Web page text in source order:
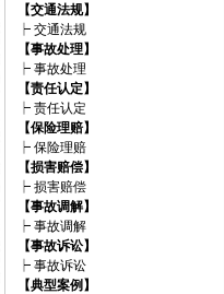
【交通法规】
┝ 交通法规
【事故处理】
┝ 事故处理
【责任认定】
┝ 责任认定
【保险理赔】
┝ 保险理赔
【损害赔偿】
┝ 损害赔偿
【事故调解】
┝ 事故调解
【事故诉讼】
┝ 事故诉讼
【典型案例】